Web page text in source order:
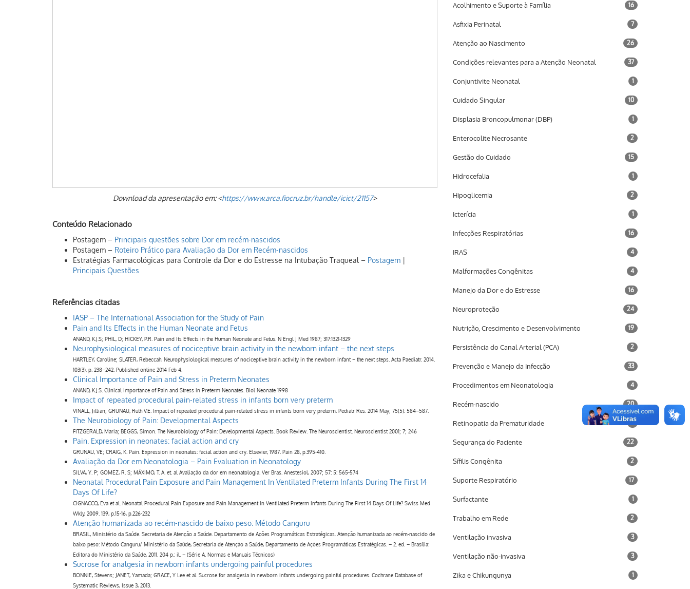
Download da apresentação em: <https://www.arca.fiocruz.br/handle/icict/21157>
Conteúdo Relacionado
Postagem – Principais questões sobre Dor em recém-nascidos
Postagem – Roteiro Prático para Avaliação da Dor em Recém-nascidos
Estratégias Farmacológicas para Controle da Dor e do Estresse na Intubação Traqueal – Postagem |
Principais Questões
Referências citadas
IASP – The International Association for the Study of Pain
Pain and Its Effects in the Human Neonate and Fetus
ANAND, K.J.S; PHIL, D; HICKEY, P.R. Pain and Its Effects in the Human Neonate and Fetus. N Engl J Med 1987; 317:1321-1329
Neurophysiological measures of nociceptive brain activity in the newborn infant – the next steps
HARTLEY, Caroline; SLATER, Rebeccah. Neurophysiological measures of nociceptive brain activity in the newborn infant – the next steps. Acta Paediatr. 2014.
103(3), p. 238–242. Published online 2014 Feb 4.
Clinical Importance of Pain and Stress in Preterm Neonates
ANAND, K.J.S. Clinical Importance of Pain and Stress in Preterm Neonates. Biol Neonate 1998
Impact of repeated procedural pain-related stress in infants born very preterm
VINALL, Jillian; GRUNAU, Ruth V.E. Impact of repeated procedural pain-related stress in infants born very preterm. Pediatr Res. 2014 May; 75(5): 584–587.
The Neurobiology of Pain: Developmental Aspects
FITZGERALD, Maria; BEGGS, Simon. The Neurobiology of Pain: Developmental Aspects. Book Review. The Neuroscientist. Neuroscientist 2001; 7; 246
Pain. Expression in neonates: facial action and cry
GRUNAU, VE; CRAIG, K. Pain. Expression in neonates: facial action and cry. Elsevier, 1987. Pain 28, p.395-410.
Avaliação da Dor em Neonatologia – Pain Evaluation in Neonatology
SILVA, Y. P; GOMEZ, R. S; MÁXIMO, T. A. et. al Avaliação da dor em neonatologia. Ver Bras. Anestesiol, 2007; 57: 5: 565-574
Neonatal Procedural Pain Exposure and Pain Management In Ventilated Preterm Infants During The First 14
Days Of Life?
CIGNACCO, Eva et al. Neonatal Procedural Pain Exposure and Pain Management In Ventilated Preterm Infants During The First 14 Days Of Life? Swiss Med
Wkly, 2009. 139, p.15-16, p.226-232
Atenção humanizada ao recém-nascido de baixo peso: Método Canguru
BRASIL, Ministério da Saúde. Secretaria de Atenção a Saúde. Departamento de Ações Programáticas Estratégicas. Atenção humanizada ao recém-nascido de
baixo peso: Método Canguru/ Ministério da Saúde, Secretaria de Atenção a Saúde, Departamento de Ações Programáticas Estratégicas. – 2. ed. – Brasília:
Editora do Ministério da Saúde, 2011. 204 p.: il. – (Série A. Normas e Manuais Técnicos)
Sucrose for analgesia in newborn infants undergoing painful procedures
BONNIE, Stevens; JANET, Yamada; GRACE, Y Lee et al. Sucrose for analgesia in newborn infants undergoing painful procedures. Cochrane Database of
Systematic Reviews, Issue 3, 2013.
Acolhimento e Suporte à Família 16
Asfixia Perinatal 7
Atenção ao Nascimento 26
Condições relevantes para a Atenção Neonatal 37
Conjuntivite Neonatal 1
Cuidado Singular 10
Displasia Broncopulmonar (DBP) 1
Enterocolite Necrosante 2
Gestão do Cuidado 15
Hidrocefalia 1
Hipoglicemia 2
Icterícia 1
Infecções Respiratórias 16
IRAS 4
Malformações Congênitas 4
Manejo da Dor e do Estresse 16
Neuroproteção 24
Nutrição, Crescimento e Desenvolvimento 19
Persistência do Canal Arterial (PCA) 2
Prevenção e Manejo da Infecção 33
Procedimentos em Neonatologia 4
Recém-nascido 20
Retinopatia da Prematuridade 3
Segurança do Paciente 22
Sífilis Congênita 2
Suporte Respiratório 17
Surfactante 1
Trabalho em Rede 2
Ventilação invasiva 3
Ventilação não-invasiva 3
Zika e Chikungunya 1